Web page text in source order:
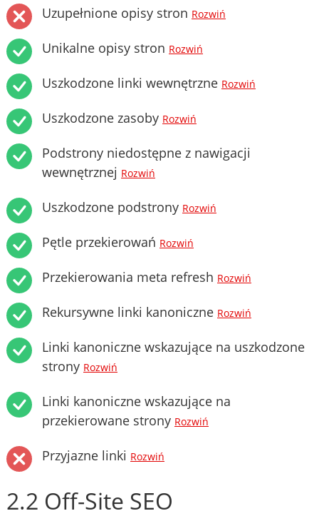
Uzupełnione opisy stron Rozwiń
Unikalne opisy stron Rozwiń
Uszkodzone linki wewnętrzne Rozwiń
Uszkodzone zasoby Rozwiń
Podstrony niedostępne z nawigacji
wewnętrznej Rozwiń
Uszkodzone podstrony Rozwiń
Pętle przekierowań Rozwiń
Przekierowania meta refresh Rozwiń
Rekursywne linki kanoniczne Rozwiń
Linki kanoniczne wskazujące na uszkodzone
strony Rozwiń
Linki kanoniczne wskazujące na
przekierowane strony Rozwiń
Przyjazne linki Rozwiń
2.2 Off-Site SEO